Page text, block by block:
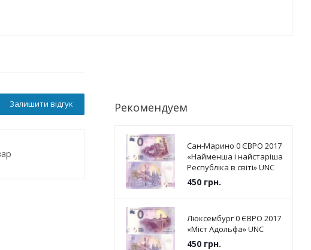
Залишити відгук Рекомендуем
Сан-Марино 0 ЄВРО 2017
«Найменша і найстаріша
Республіка в світі» UNC
450грн.
Люксембург 0 ЄВРО 2017
«Міст Адольфа» UNC
450грн.